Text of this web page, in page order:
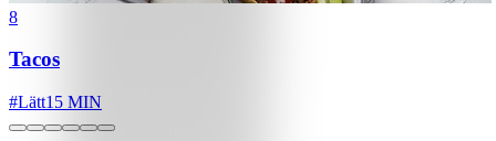
8
Tacos
#Lätt15 MIN